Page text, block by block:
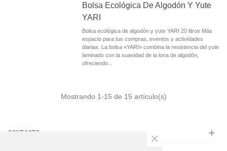
Bolsa Ecológica De Algodón Y Yute
YARI
Bolsa ecológica de algodón y yute YARI 20 litros Más
espacio para tus compras, eventos y actividades
diarias. La bolsa «YARI» combina la resistencia del yute
laminado con la suavidad de la lona de algodón,
ofreciendo...
Mostrando 1-15 de 15 artículo(s)
CONTACTO ×